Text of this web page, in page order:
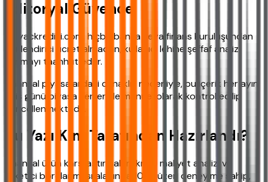
Editoryal Güvence
ihtiyackredisi.com, hiçbir banka veya finans kuruluşundan
yönlendirici ücret almadan, kullanıcı lehine şeffaf analiz
sunmayı taahhüt eder.
Finansal piyasalardaki oynaklık nedeniyle, bu içerik her ayın
ilk iş günü piyasa verileriyle manuel olarak kontrol edilip
güncellenmektedir.
Bu Yazı Kim Tarafından Hazırlandı?
Finansal ürün karşılaştırmaları, kredi maliyet analizi ve
tüketici borçlanması alanında 10 yıl üzeri deneyime sahip,